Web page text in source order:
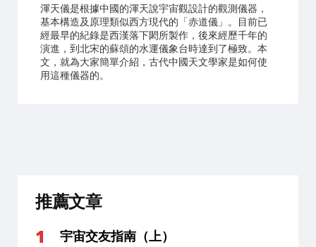
渾天儀是根據中國的渾天說宇宙觀設計的觀測儀器，
基本構造及原理類似西方現代的「赤道儀」。目前已
經最早的紀錄是西漢落下閎所製作，後來經歷千年的
演進，到北宋的蘇頌的水運儀象台時達到了極致。本
文，就為大家簡單介紹，古代中國天文學家是如何使
用這種儀器的。
推薦文章
宇宙交友指南（上）